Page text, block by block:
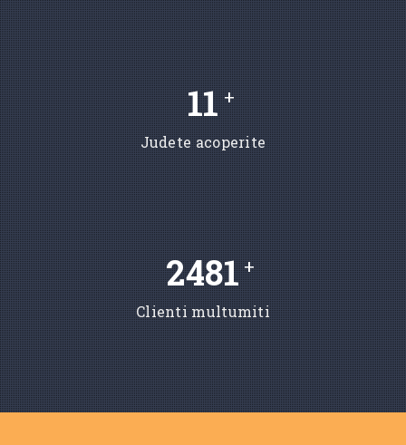
11 +
Judete acoperite
2481 +
Clienti multumiti